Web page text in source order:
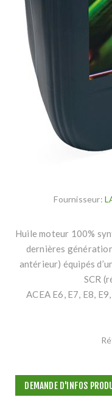
Fournisseur:
Huile moteur 100%
dernières
antérieur) équipés
SCR
ACEA E6, E7, E8,
DEMANDE D'INFOS